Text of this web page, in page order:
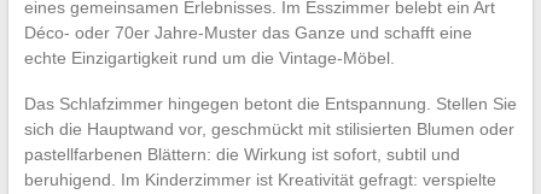
eines gemeinsamen Erlebnisses. Im Esszimmer belebt ein Art
Déco- oder 70er Jahre-Muster das Ganze und schafft eine
echte Einzigartigkeit rund um die Vintage-Möbel.
Das Schlafzimmer hingegen betont die Entspannung. Stellen Sie
sich die Hauptwand vor, geschmückt mit stilisierten Blumen oder
pastellfarbenen Blättern: die Wirkung ist sofort, subtil und
beruhigend. Im Kinderzimmer ist Kreativität gefragt: verspielte